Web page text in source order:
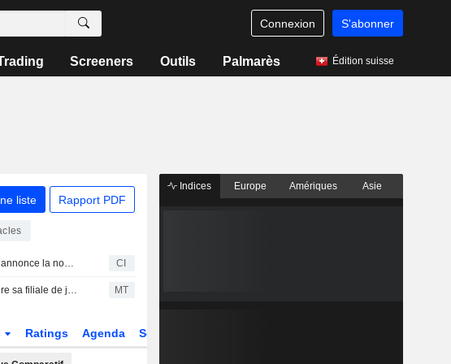
Connexion S'abonner
Screeners Outils Palmarès Édition suisse
liste Rapport PDF
China Ruyi Holdings Limited annonce la nomination de Gong Qiao en tant que directeur exécutif, à compter du 25 juin 2026 CI
Alibaba envisagerait de vendre sa filiale de jeux Lingxi MT
Ratings Agenda Secteur
Indices Europe Amériques Asie